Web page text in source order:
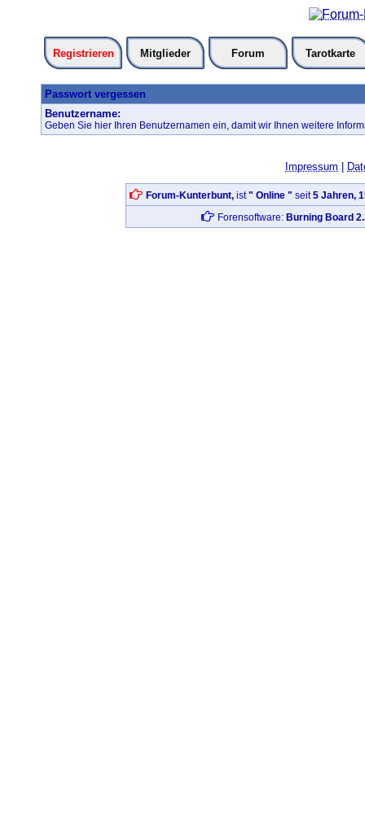
Registrieren Mitglieder Forum Tarotkarte
Passwort vergessen
Benutzername:
Geben Sie hier Ihren Benutzernamen ein, damit wir Ihnen weitere
Impressum
Forum-Kunterbunt, ist" Online " seit5 Jahren,
Forensoftware: Burning Board